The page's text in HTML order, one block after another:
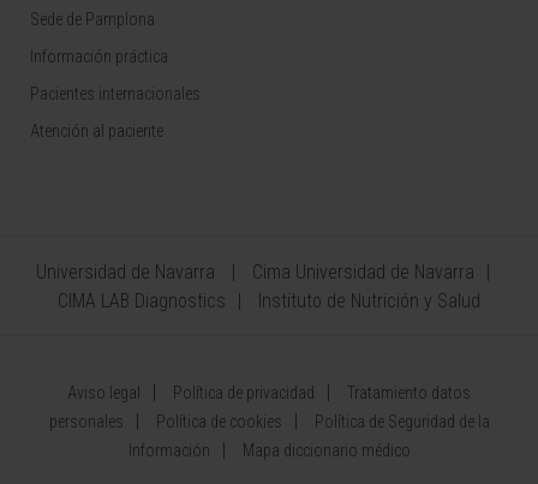
Sede de Pamplona
Información práctica
Pacientes internacionales
Atención al paciente
Universidad de Navarra
Cima Universidad de Navarra
CIMA LAB Diagnostics
Instituto de Nutrición y Salud
Aviso legal Política de privacidad
Tratamiento datos
personales
Política de cookies
Política de Seguridad de la
Información
Mapa diccionario médico